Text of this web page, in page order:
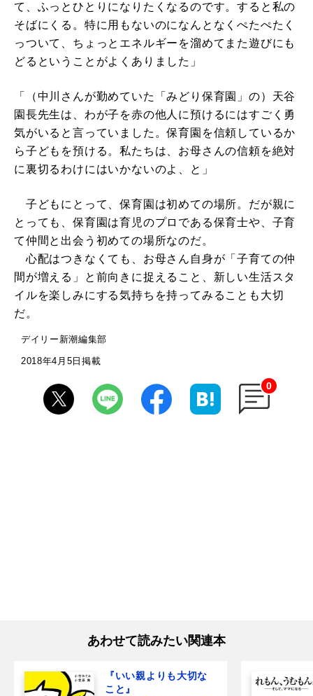
て、ふっとひとりになりたくなるのです。すると私の
そばにくる。特に用もないのになんとなくぺたぺたく
っついて、ちょっとエネルギーを溜めてまた遊びにも
どるということがよくありました」
「（中川さんが勤めていた「みどり保育園」の）天谷
園長先生は、わが子を赤の他人に預けるにはすごく勇
気がいると言っていました。保育園を信頼しているか
ら子どもを預ける。私たちは、お母さんの信頼を絶対
に裏切るわけにはいかないのよ、と」
子どもにとって、保育園は初めての場所。だが親に
とっても、保育園は育児のプロである保育士や、子育
て仲間と出会う初めての場所なのだ。
心配はつきなくても、お母さん自身が「子育ての仲
間が増える」と前向きに捉えること、新しい生活スタ
イルを楽しみにする気持ちを持ってみることも大切
だ。
デイリー新潮編集部
2018年4月5日掲載
0
あわせて読みたい関連本
『いい親よりも大切な
こと』